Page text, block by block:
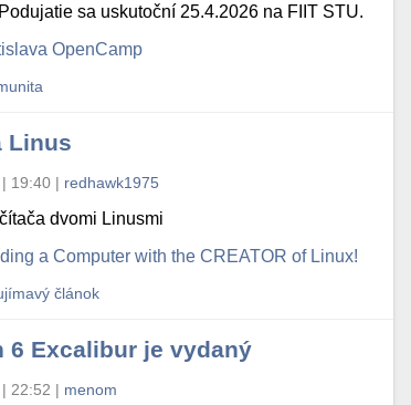
sa uskutoční 25.4.2026 na FIIT STU.
OpenCamp
Linus
19:40 | redhawk1975
dvomi Linusmi
a Computer with the CREATOR of Linux!
článok
6 Excalibur je vydaný
22:52 | menom